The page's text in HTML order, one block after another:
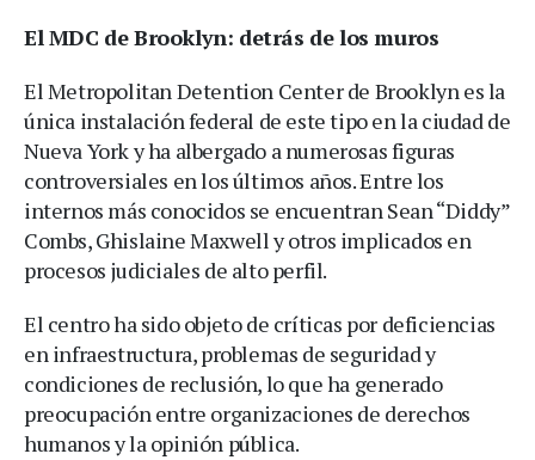
El MDC de Brooklyn: detrás de los muros
El Metropolitan Detention Center de Brooklyn es la
única instalación federal de este tipo en la ciudad de
Nueva York y ha albergado a numerosas figuras
controversiales en los últimos años. Entre los
internos más conocidos se encuentran Sean “Diddy”
Combs, Ghislaine Maxwell y otros implicados en
procesos judiciales de alto perfil.
El centro ha sido objeto de críticas por deficiencias
en infraestructura, problemas de seguridad y
condiciones de reclusión, lo que ha generado
preocupación entre organizaciones de derechos
humanos y la opinión pública.